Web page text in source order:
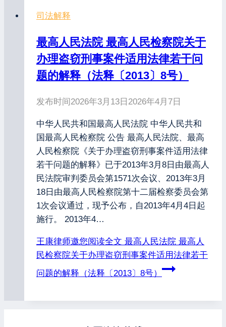
司法解释
最高人民法院 最高人民检察院关于
办理盗窃刑事案件适用法律若干问
题的解释（法释〔2013〕8号）
发布时间2026年3月13日 2026年4月7日
中华人民共和国最高人民法院 中华人民共和
国最高人民检察院 公告 最高人民法院、最高
人民检察院《关于办理盗窃刑事案件适用法律
若干问题的解释》已于2013年3月8日由最高人
民法院审判委员会第1571次会议、2013年3月
18日由最高人民检察院第十二届检察委员会第
1次会议通过，现予公布，自2013年4月4日起
施行。 2013年4…
王康律师邀您阅读全文 最高人民法院 最高人
民检察院关于办理盗窃刑事案件适用法律若干
问题的解释（法释〔2013〕8号）